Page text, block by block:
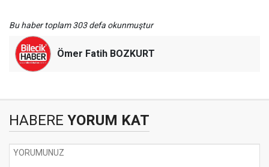
Bu haber toplam 303 defa okunmuştur
Ömer Fatih BOZKURT
HABERE YORUM KAT